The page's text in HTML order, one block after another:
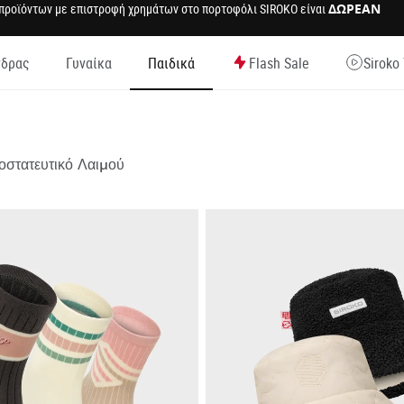
με επιστροφή χρημάτων στο πορτοφόλι SIROKO είναιΔΩΡΕΑΝ
Γυναίκα Παιδικά Flash Sale Siroko
Λαιμού